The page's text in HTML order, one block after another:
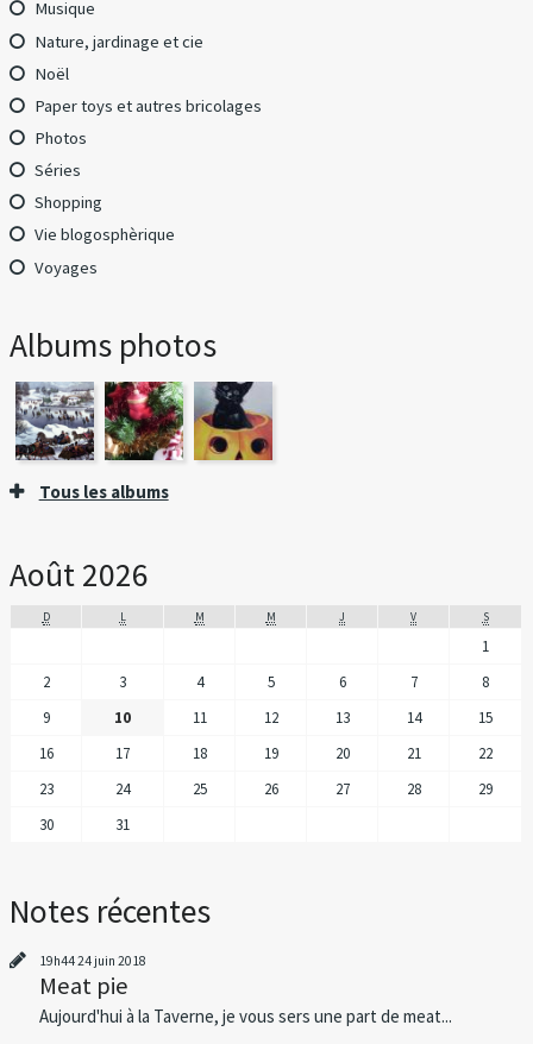
Musique
Nature, jardinage et cie
Noël
Paper toys et autres bricolages
Photos
Séries
Shopping
Vie blogosphèrique
Voyages
Albums photos
Tous les albums
Août 2026
D L M M J V S
1
2
3 4 5 6 7
8
9
10 11 12 13 14
15
16
17 18 19 20 21
22
23
24 25 26 27 28
29
30
31
Notes récentes
19h4424 juin 2018
Meat pie
Aujourd'hui à la Taverne, je vous sers une part de meat...